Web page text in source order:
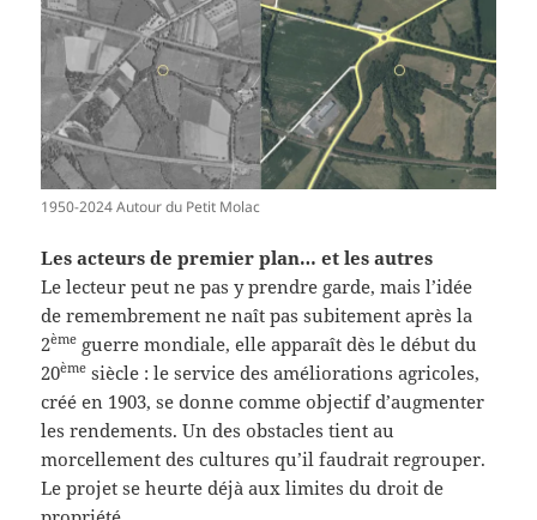
1950-2024 Autour du Petit Molac
Les acteurs de premier plan… et les autres
Le lecteur peut ne pas y prendre garde, mais l’idée
de remembrement ne naît pas subitement après la
2ème guerre mondiale, elle apparaît dès le début du
20ème siècle : le service des améliorations agricoles,
créé en 1903, se donne comme objectif d’augmenter
les rendements. Un des obstacles tient au
morcellement des cultures qu’il faudrait regrouper.
Le projet se heurte déjà aux limites du droit de